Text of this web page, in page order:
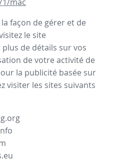
façon de gérer et de
le site
de détails sur vos
de votre activité de
la publicité basée sur
visiter les sites suivants